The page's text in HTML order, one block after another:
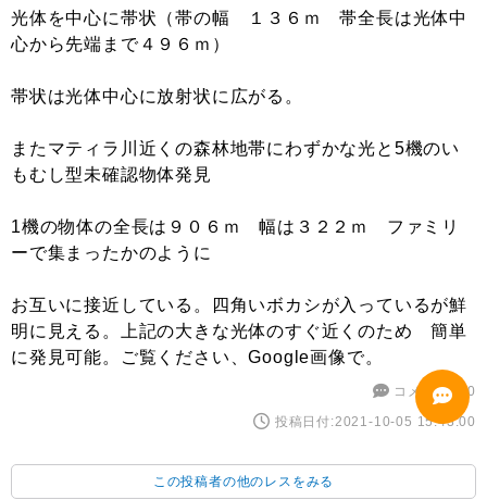
光体を中心に帯状（帯の幅 １３６ｍ 帯全長は光体中
心から先端まで４９６ｍ）
帯状は光体中心に放射状に広がる。
またマティラ川近くの森林地帯にわずかな光と5機のい
もむし型未確認物体発見
1機の物体の全長は９０６ｍ 幅は３２２ｍ ファミリ
ーで集まったかのように
お互いに接近している。四角いボカシが入っているが鮮
明に見える。上記の大きな光体のすぐ近くのため 簡単
に発見可能。ご覧ください、Google画像で。
コメント数:0
投稿日付:2021-10-05 15:43:00
この投稿者の他のレスをみる